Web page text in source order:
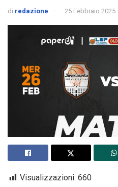
di redazione 25 Febbraio 2025
Visualizzazioni: 660